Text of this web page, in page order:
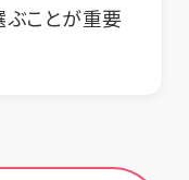
ことが重要